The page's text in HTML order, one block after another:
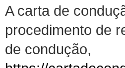
A carta de
procedimento de
de condução,